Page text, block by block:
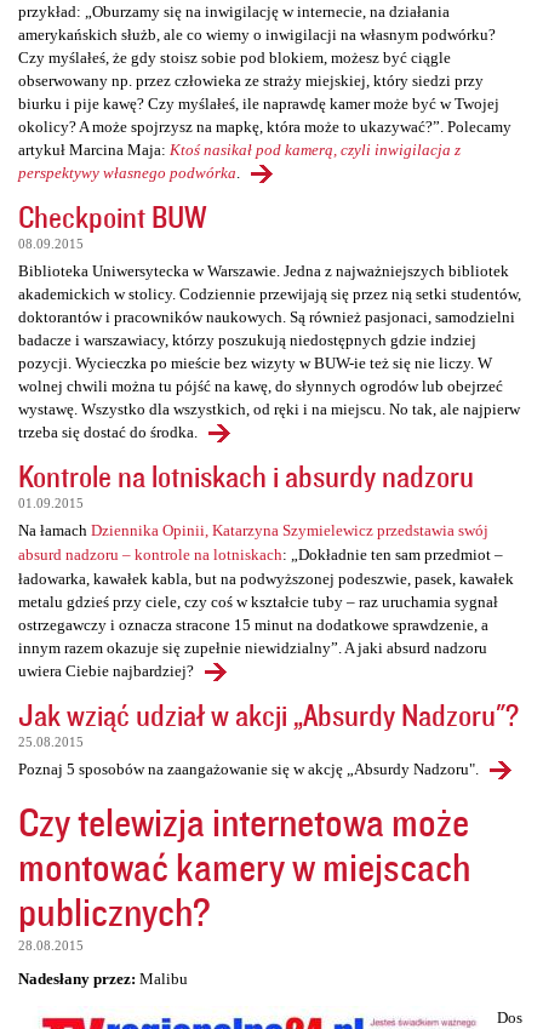
przykład: „Oburzamy się na inwigilację w internecie, na działania
amerykańskich służb, ale co wiemy o inwigilacji na własnym podwórku?
Czy myślałeś, że gdy stoisz sobie pod blokiem, możesz być ciągle
obserwowany np. przez człowieka ze straży miejskiej, który siedzi przy
biurku i pije kawę? Czy myślałeś, ile naprawdę kamer może być w Twojej
okolicy? A może spojrzysz na mapkę, która może to ukazywać?”. Polecamy
artykuł Marcina Maja: Ktoś nasikał pod kamerą, czyli inwigilacja z
perspektywy własnego podwórka
Checkpoint BUW
08.09.2015
Biblioteka Uniwersytecka w Warszawie. Jedna z najważniejszych bibliotek
akademickich w stolicy. Codziennie przewijają się przez nią setki studentów,
doktorantów i pracowników naukowych. Są również pasjonaci, samodzielni
badacze i warszawiacy, którzy poszukują niedostępnych gdzie indziej
pozycji. Wycieczka po mieście bez wizyty w BUW-ie też się nie liczy. W
wolnej chwili można tu pójść na kawę, do słynnych ogrodów lub obejrzeć
wystawę. Wszystko dla wszystkich, od ręki i na miejscu. No tak, ale najpierw
trzeba się dostać do środka.
Kontrole na lotniskach i absurdy nadzoru
01.09.2015
Na łamach Dziennika Opinii, Katarzyna Szymielewicz przedstawia swój
absurd nadzoru – kontrole na lotniskach: „Dokładnie ten sam przedmiot –
ładowarka, kawałek kabla, but na podwyższonej podeszwie, pasek, kawałek
metalu gdzieś przy ciele, czy coś w kształcie tuby – raz uruchamia sygnał
ostrzegawczy i oznacza stracone 15 minut na dodatkowe sprawdzenie, a
innym razem okazuje się zupełnie niewidzialny”. A jaki absurd nadzoru
uwiera Ciebie najbardziej?
Jak wziąć udział w akcji „Absurdy Nadzoru"?
25.08.2015
Poznaj 5 sposobów na zaangażowanie się w akcję „Absurdy Nadzoru".
Czy telewizja internetowa może
montować kamery w miejscach
publicznych?
28.08.2015
Nadesłany przez: Malibu
Dos